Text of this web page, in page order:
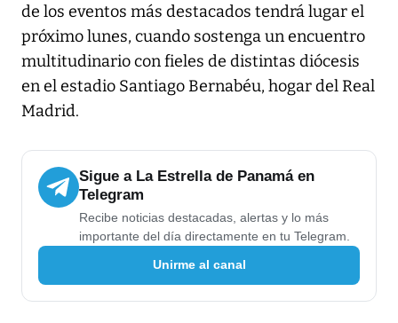
de los eventos más destacados tendrá lugar el
próximo lunes, cuando sostenga un encuentro
multitudinario con fieles de distintas diócesis
en el estadio Santiago Bernabéu, hogar del Real
Madrid.
Sigue a La Estrella de Panamá en
Telegram
Recibe noticias destacadas, alertas y lo más
importante del día directamente en tu Telegram.
Unirme al canal